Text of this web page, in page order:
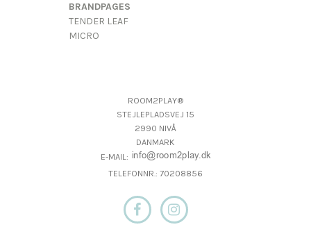
BRANDPAGES
TENDER LEAF
MICRO
ROOM2PLAY®
STEJLEPLADSVEJ 15
2990 NIVÅ
DANMARK
E-MAIL:
TELEFONNR.: 70208856